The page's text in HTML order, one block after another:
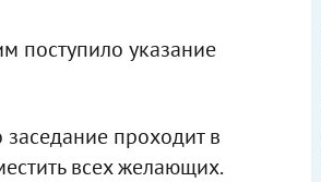
поступило указание
проходит в
всех желающих.